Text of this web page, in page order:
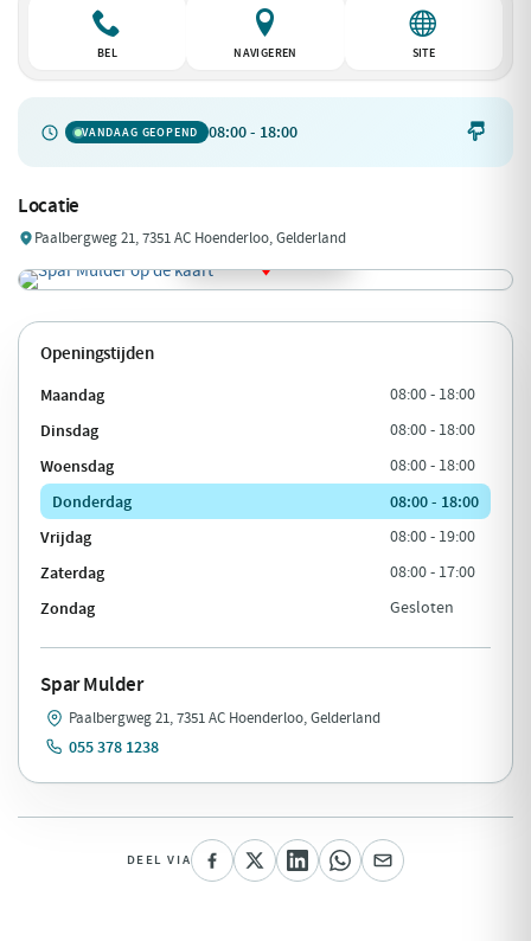
BEL NAVIGEREN SITE
VANDAAG GEOPEND 08:00 - 18:00 
Locatie
Paalbergweg 21, 7351 AC Hoenderloo, Gelderland
Openingstijden
Maandag 08:00 - 18:00
Dinsdag 08:00 - 18:00
Woensdag 08:00 - 18:00
Donderdag
08:00 - 18:00
Vrijdag
08:00 - 19:00
Zaterdag 08:00 - 17:00
Zondag Gesloten
Spar Mulder
Paalbergweg 21, 7351 AC Hoenderloo, Gelderland
055 378 1238
DEEL VIA